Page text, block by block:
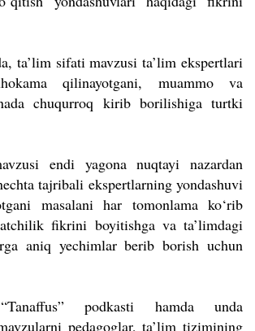
ta’lim sifati mavzusi ta’lim ekspertlari
qilinayotgani, muammo va
chuqurroq kirib borilishiga turtki
endi yagona nuqtayi nazardan
tajribali ekspertlarning yondashuvi
masalani har tomonlama ko‘rib
fikrini boyitishga va ta’limdagi
aniq yechimlar berib borish uchun
podkasti hamda unda
pedagoglar, ta’lim tizimining